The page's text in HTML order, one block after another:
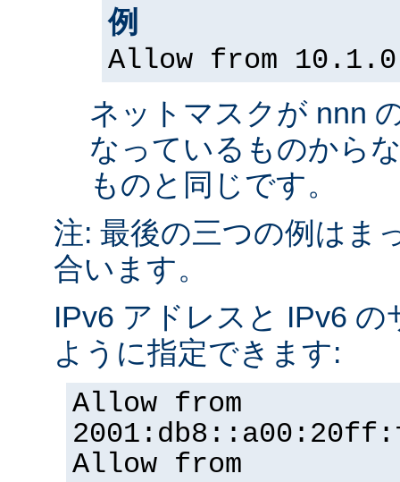
例
Allow from
ネットマスクが nnn
なっているものから
ものと同じです。
注: 最後の三つの例はま
合います。
IPv6 アドレスと IPv6
ように指定できます:
Allow from
Allow from